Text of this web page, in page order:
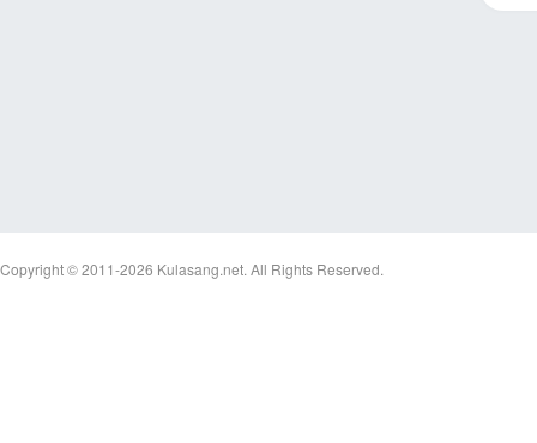
Copyright © 2011-2026 Kulasang.net. All Rights Reserved.